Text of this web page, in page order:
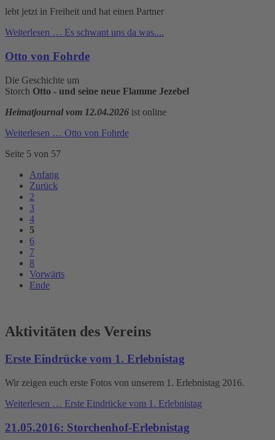
lebt jetzt in Freiheit und hat einen Partner
Weiterlesen … Es schwant uns da was....
Otto von Fohrde
Die Geschichte um
Storch Otto - und seine neue Flamme Jezebel
Heimatjournal vom 12.04.2026 ist online
Weiterlesen … Otto von Fohrde
Seite 5 von 57
Anfang
Zurück
2
3
4
5
6
7
8
Vorwärts
Ende
Aktivitäten des Vereins
Erste Eindrücke vom 1. Erlebnistag
Wir zeigen euch erste Fotos von unserem 1. Erlebnistag 2016.
Weiterlesen … Erste Eindrücke vom 1. Erlebnistag
21.05.2016: Storchenhof-Erlebnistag